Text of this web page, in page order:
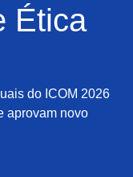
Ética
do ICOM 2026
aprovam novo